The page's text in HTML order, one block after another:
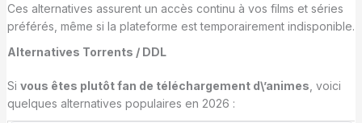
Ces alternatives assurent un accès continu à vos films et séries
préférés, même si la plateforme est temporairement indisponible.
Alternatives Torrents / DDL
Si vous êtes plutôt fan de téléchargement d\’animes , voici
quelques alternatives populaires en 2026 :